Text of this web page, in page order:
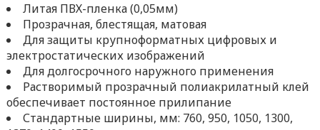
Литая ПВХ-пленка (0,05мм)
Прозрачная, блестящая, матовая
Для защиты крупноформатных цифровых и
электростатических изображений
Для долгосрочного наружного применения
Растворимый прозрачный полиакрилатный клей
обеспечивает постоянное прилипание
Стандартные ширины, мм: 760, 950, 1050, 1300,